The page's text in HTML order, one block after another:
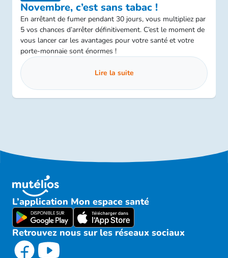
Novembre, c’est sans tabac !
En arrêtant de fumer pendant 30 jours, vous multipliez par
5 vos chances d’arrêter définitivement. C’est le moment de
vous lancer car les avantages pour votre santé et votre
porte-monnaie sont énormes !
Lire la suite
L’application Mon espace santé
Retrouvez nous sur les réseaux sociaux